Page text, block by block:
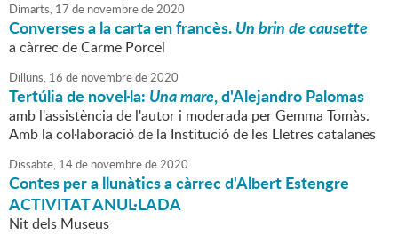
Dimarts, 17 de novembrede2020
Converses a la carta en francès.Un brin de causette
a càrrec de Carme Porcel
Dilluns, 16 de novembrede2020
Tertúlia de novel·la: Una mare, d'Alejandro Palomas
amb l'assistència de l'autor i moderada per Gemma Tomàs.
Amb la col·laboració de la Institució de les Lletres catalanes
Dissabte, 14de novembrede2020
Contes per a llunàtics a càrrec d'Albert Estengre
ACTIVITAT ANUL·LADA
Nit dels Museus